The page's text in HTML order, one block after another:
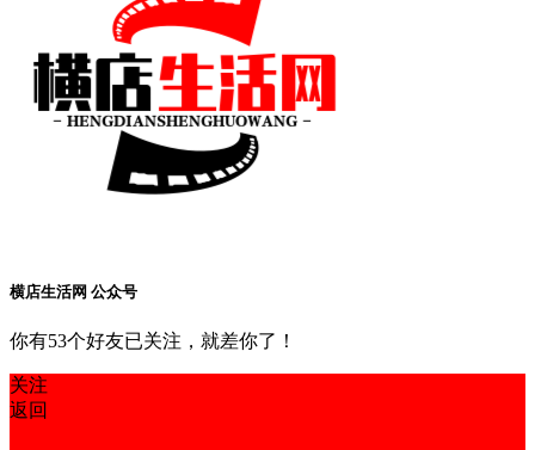
横店生活网 公众号
你有53个好友已关注，就差你了！
关注
返回